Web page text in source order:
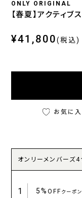
ONLY ORIGINAL
【春夏】アクティブ
¥41,800(税込)
お気に
オンリーメンバーズ
1 5%OFFクーポ